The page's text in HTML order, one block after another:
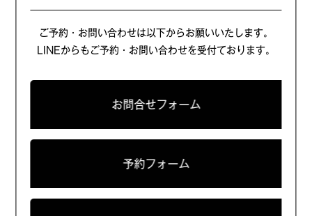
ご予約・お問い合わせは以下からお願いいたします。
LINEからもご予約・お問い合わせを受付ております。
お問合せフォーム
予約フォーム